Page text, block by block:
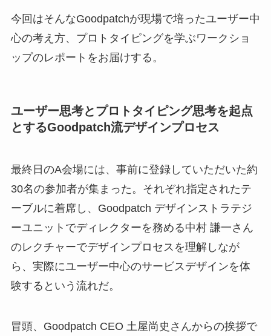
今回はそんなGoodpatchが現場で培ったユーザー中
心の考え方、プロトタイピングを学ぶワークショ
ップのレポートをお届けする。
ユーザー思考とプロトタイピング思考を起点
とするGoodpatch流デザインプロセス
最終日のA会場には、事前に登録していただいた約
30名の参加者が集まった。それぞれ指定されたテ
ーブルに着席し、Goodpatch デザインストラテジ
ーユニットでディレクターを務める中村 謙一さん
のレクチャーでデザインプロセスを理解しなが
ら、実際にユーザー中心のサービスデザインを体
験するという流れだ。
冒頭、Goodpatch CEO 土屋尚史さんからの挨拶で